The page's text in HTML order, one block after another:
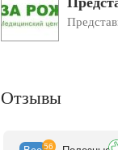
Отзывы
56